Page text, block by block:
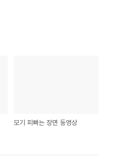
모기 피빠는 장면 동영상